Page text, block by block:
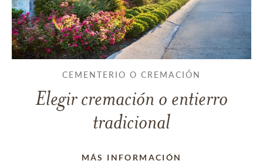
CEMENTERIO O CREMACIÓN
Elegir cremación o entierro
tradicional
MÁS INFORMACIÓN